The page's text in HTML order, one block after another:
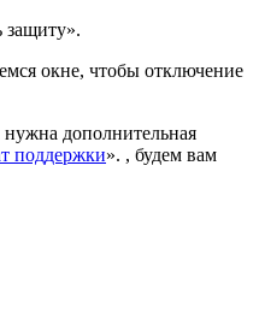
окне, чтобы отключение
дополнительная
поддержки». , будем вам